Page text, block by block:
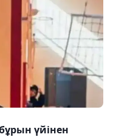
үйінен